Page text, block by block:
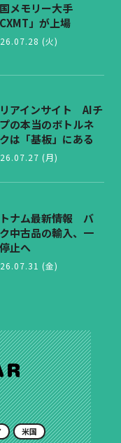
メモリー大手
CXMT」が上場
(火)
アインサイト AIチ
の本当のボトルネ
は「基板」にある
(月)
ナム最新情報 バ
中古品の輸入、一
止へ
(金)
米国